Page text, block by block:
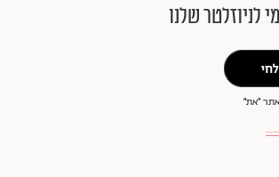
לניוזלטר שלנו
״את״